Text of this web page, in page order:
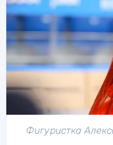
Фигуристка